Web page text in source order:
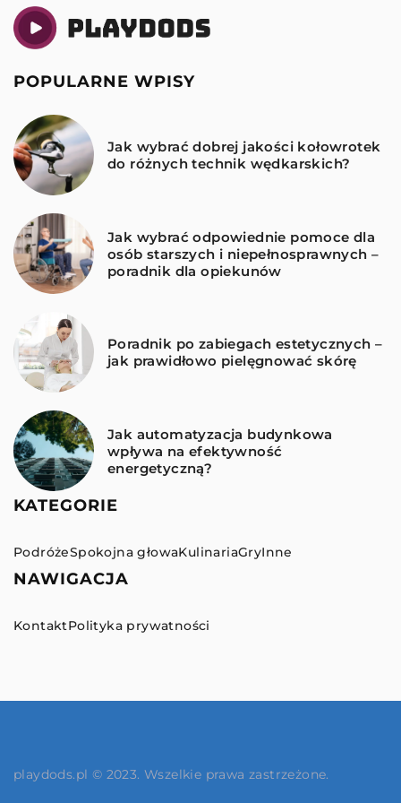
POPULARNE WPISY
Jak wybrać dobrej jakości kołowrotek
do różnych technik wędkarskich?
Jak wybrać odpowiednie pomoce dla
osób starszych i niepełnosprawnych –
poradnik dla opiekunów
Poradnik po zabiegach estetycznych –
jak prawidłowo pielęgnować skórę
Jak automatyzacja budynkowa
wpływa na efektywność
energetyczną?
KATEGORIE
PodróżeSpokojna głowaKulinariaGryInne
NAWIGACJA
KontaktPolityka prywatności
playdods.pl © 2023. Wszelkie prawa zastrzeżone.